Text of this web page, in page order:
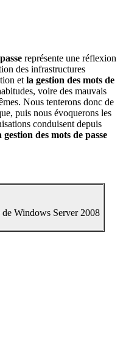
représente une réflexion
des infrastructures
et la gestion des mots de
voire des mauvais
Nous tenterons donc de
puis nous évoquerons les
conduisent depuis
gestion des mots de passe
Windows Server 2008